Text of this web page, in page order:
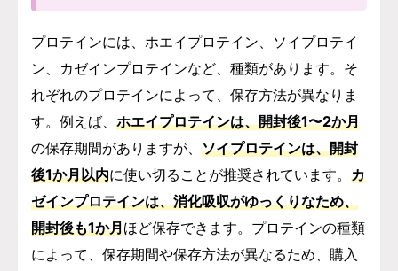
プロテインには、ホエイプロテイン、ソイプロテイ
ン、カゼインプロテインなど、種類があります。そ
れぞれのプロテインによって、保存方法が異なりま
す。例えば、 ホエイプロテインは、開封後1〜2か月
の保存期間がありますが、 ソイプロテインは、開封
後1か月以内に使い切ることが推奨されています。 カ
ゼインプロテインは、消化吸収がゆっくりなため、
開封後も1か月ほど保存できます。プロテインの種類
によって、保存期間や保存方法が異なるため、購入